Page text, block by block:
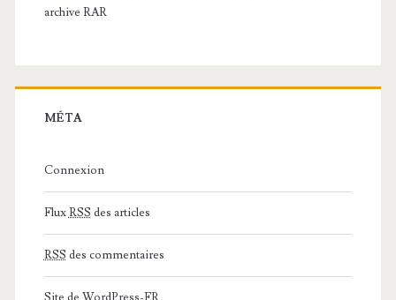
archive RAR
MÉTA
Connexion
FluxRSS des articles
RSS des commentaires